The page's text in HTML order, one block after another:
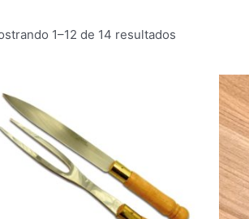
1–12 de 14 resultados